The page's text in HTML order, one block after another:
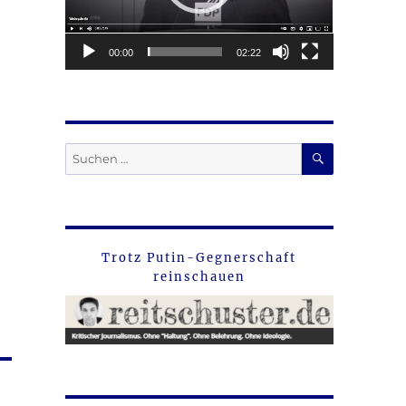
00:00 02:22
Suche
nach:
SUCHEN
Trotz Putin-Gegnerschaft
reinschauen